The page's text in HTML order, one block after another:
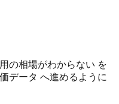
の相場がわからない を
データ へ進めるように